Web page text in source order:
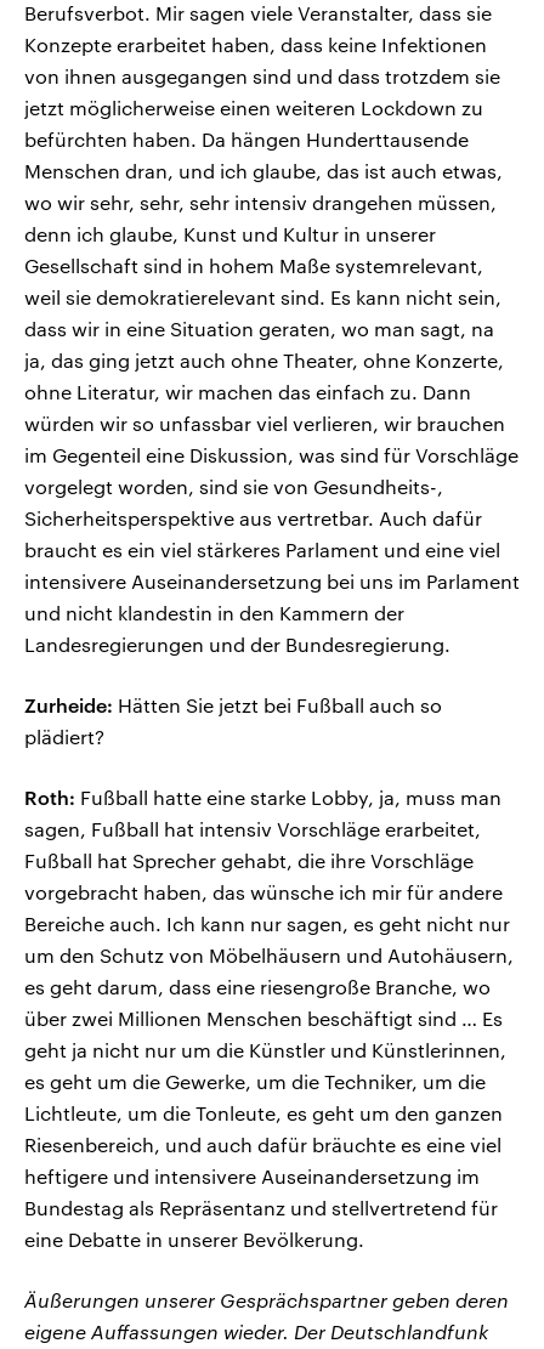
Berufsverbot. Mir sagen viele Veranstalter, dass sie
Konzepte erarbeitet haben, dass keine Infektionen
von ihnen ausgegangen sind und dass trotzdem sie
jetzt möglicherweise einen weiteren Lockdown zu
befürchten haben. Da hängen Hunderttausende
Menschen dran, und ich glaube, das ist auch etwas,
wo wir sehr, sehr, sehr intensiv drangehen müssen,
denn ich glaube, Kunst und Kultur in unserer
Gesellschaft sind in hohem Maße systemrelevant,
weil sie demokratierelevant sind. Es kann nicht sein,
dass wir in eine Situation geraten, wo man sagt, na
ja, das ging jetzt auch ohne Theater, ohne Konzerte,
ohne Literatur, wir machen das einfach zu. Dann
würden wir so unfassbar viel verlieren, wir brauchen
im Gegenteil eine Diskussion, was sind für Vorschläge
vorgelegt worden, sind sie von Gesundheits-,
Sicherheitsperspektive aus vertretbar. Auch dafür
braucht es ein viel stärkeres Parlament und eine viel
intensivere Auseinandersetzung bei uns im Parlament
und nicht klandestin in den Kammern der
Landesregierungen und der Bundesregierung.
Zurheide: Hätten Sie jetzt bei Fußball auch so
plädiert?
Roth: Fußball hatte eine starke Lobby, ja, muss man
sagen, Fußball hat intensiv Vorschläge erarbeitet,
Fußball hat Sprecher gehabt, die ihre Vorschläge
vorgebracht haben, das wünsche ich mir für andere
Bereiche auch. Ich kann nur sagen, es geht nicht nur
um den Schutz von Möbelhäusern und Autohäusern,
es geht darum, dass eine riesengroße Branche, wo
über zwei Millionen Menschen beschäftigt sind … Es
geht ja nicht nur um die Künstler und Künstlerinnen,
es geht um die Gewerke, um die Techniker, um die
Lichtleute, um die Tonleute, es geht um den ganzen
Riesenbereich, und auch dafür bräuchte es eine viel
heftigere und intensivere Auseinandersetzung im
Bundestag als Repräsentanz und stellvertretend für
eine Debatte in unserer Bevölkerung.
Äußerungen unserer Gesprächspartner geben deren
eigene Auffassungen wieder. Der Deutschlandfunk